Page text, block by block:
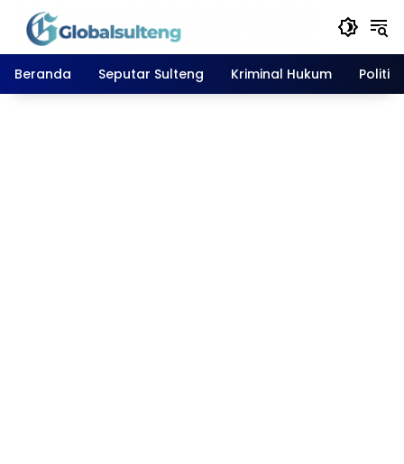
Langsung
konten
Beranda
Seputar Sulteng Kriminal Hukum Politik